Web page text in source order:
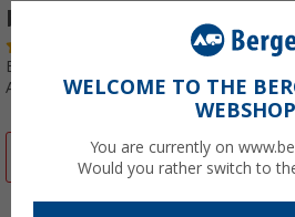
biciclette su portabici 7
Esito test:
Articolo n: 130327
-33%
WELCOME TO THE
You are currently on
Would you rather switch to